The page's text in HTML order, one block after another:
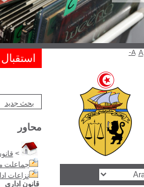
بحث جديد
محاور
>
جماعلت
نزاعات
قانون اداري
استقبال A- A